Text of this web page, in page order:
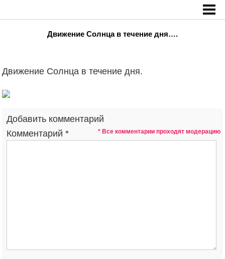
Движение Солнца в течение дня….
Движение Солнца в течение дня.
Добавить комментарий
* Все комментарии проходят модерацию
Комментарий*